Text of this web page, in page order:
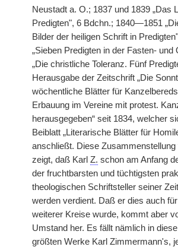
Neustadt a. O.; 1837 und 1839 „Das
Predigten", 6 Bdchn.; 1840—1851
Bilder der heiligen Schrift in
„Sieben Predigten in der Fasten- und
„Die christliche Toleranz. Fünf
Herausgabe der Zeitschrift „Die
wöchentliche Blätter für
Erbauung im Vereine mit protest.
herausgegeben“ seit 1834, welcher
Beiblatt „Literarische Blätter für
anschließt. Diese Zusammenstellung
zeigt, daß Karl Z. schon am Anfang
der fruchtbarsten und tüchtigsten
theologischen Schriftsteller seiner
werden verdient. Daß er dies auch
weiterer Kreise wurde, kommt aber
Umstand her. Es fällt nämlich in
größten Werke Karl Zimmermann's,